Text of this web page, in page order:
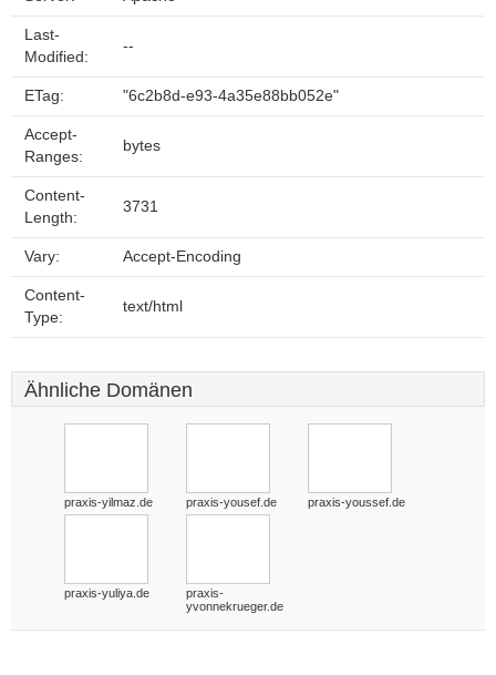
Last-
Modified:
--
ETag: "6c2b8d-e93-4a35e88bb052e"
Accept-
Ranges:
bytes
Content-
Length:
3731
Vary: Accept-Encoding
Content-
Type:
text/html
Ähnliche Domänen
praxis-yilmaz.de praxis-yousef.de praxis-youssef.de
praxis-yuliya.de
praxis-
yvonnekrueger.de